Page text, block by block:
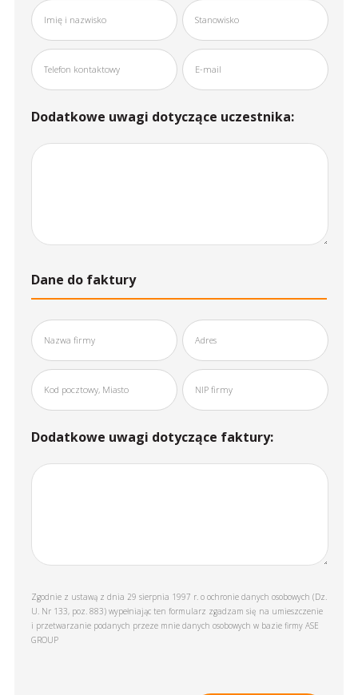
Dodatkowe uwagi dotyczące uczestnika:
Dane do faktury
Dodatkowe uwagi dotyczące faktury:
Zgodnie z ustawą z dnia 29 sierpnia 1997 r. o ochronie danych osobowych (Dz.
U. Nr 133, poz. 883) wypełniając ten formularz zgadzam się na umieszczenie
i przetwarzanie podanych przeze mnie danych osobowych w bazie firmy ASE
GROUP